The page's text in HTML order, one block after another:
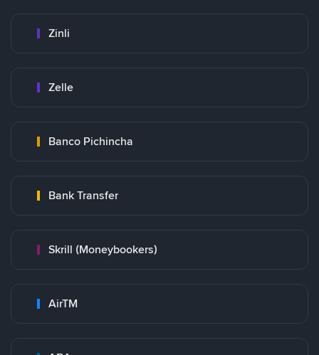
Zinli
Zelle
Banco Pichincha
Bank Transfer
Skrill (Moneybookers)
AirTM